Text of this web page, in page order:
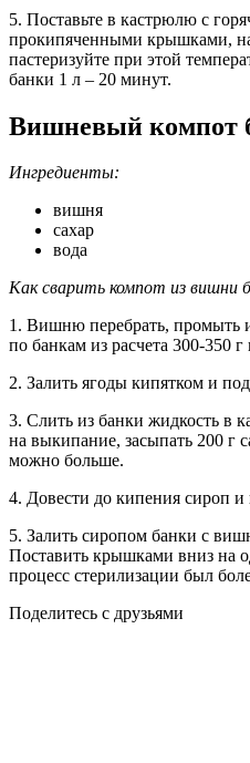
5. Поставьте в кастрюлю с
прокипяченными крышками,
пастеризуйте при этой
банки 1 л – 20 минут.
Вишневый компот
Ингредиенты:
вишня
сахар
вода
Как сварить компот из вишни
1. Вишню перебрать, промыть
по банкам из расчета 300-350 г
2. Залить ягоды кипятком и
3. Слить из банки жидкость в
на выкипание, засыпать 200 г
можно больше.
4. Довести до кипения сироп
5. Залить сиропом банки с
Поставить крышками вниз на
процесс стерилизации был
Поделитесь с друзьями